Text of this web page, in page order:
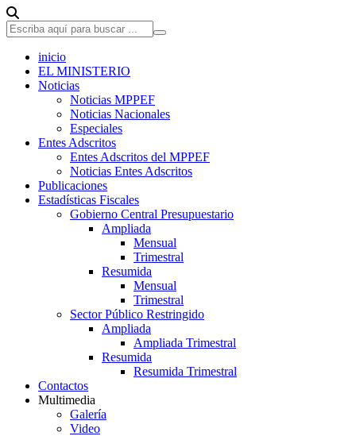
inicio
EL MINISTERIO
Noticias
Noticias MPPEF
Noticias Nacionales
Especiales
Entes Adscritos
Entes Adscritos del MPPEF
Noticias Entes Adscritos
Publicaciones
Estadísticas Fiscales
Gobierno Central Presupuestario
Ampliada
Mensual
Trimestral
Resumida
Mensual
Trimestral
Sector Público Restringido
Ampliada
Ampliada Trimestral
Resumida
Resumida Trimestral
Contactos
Multimedia
Galería
Video